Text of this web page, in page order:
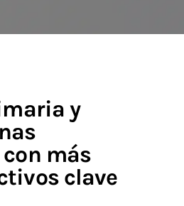
y
más
clave